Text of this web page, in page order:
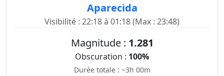
Aparecida
Visibilité : 22:18 à 01:18 (Max : 23:48)
Magnitude : 1.281
Obscuration : 100%
Durée totale : ~3h 00m